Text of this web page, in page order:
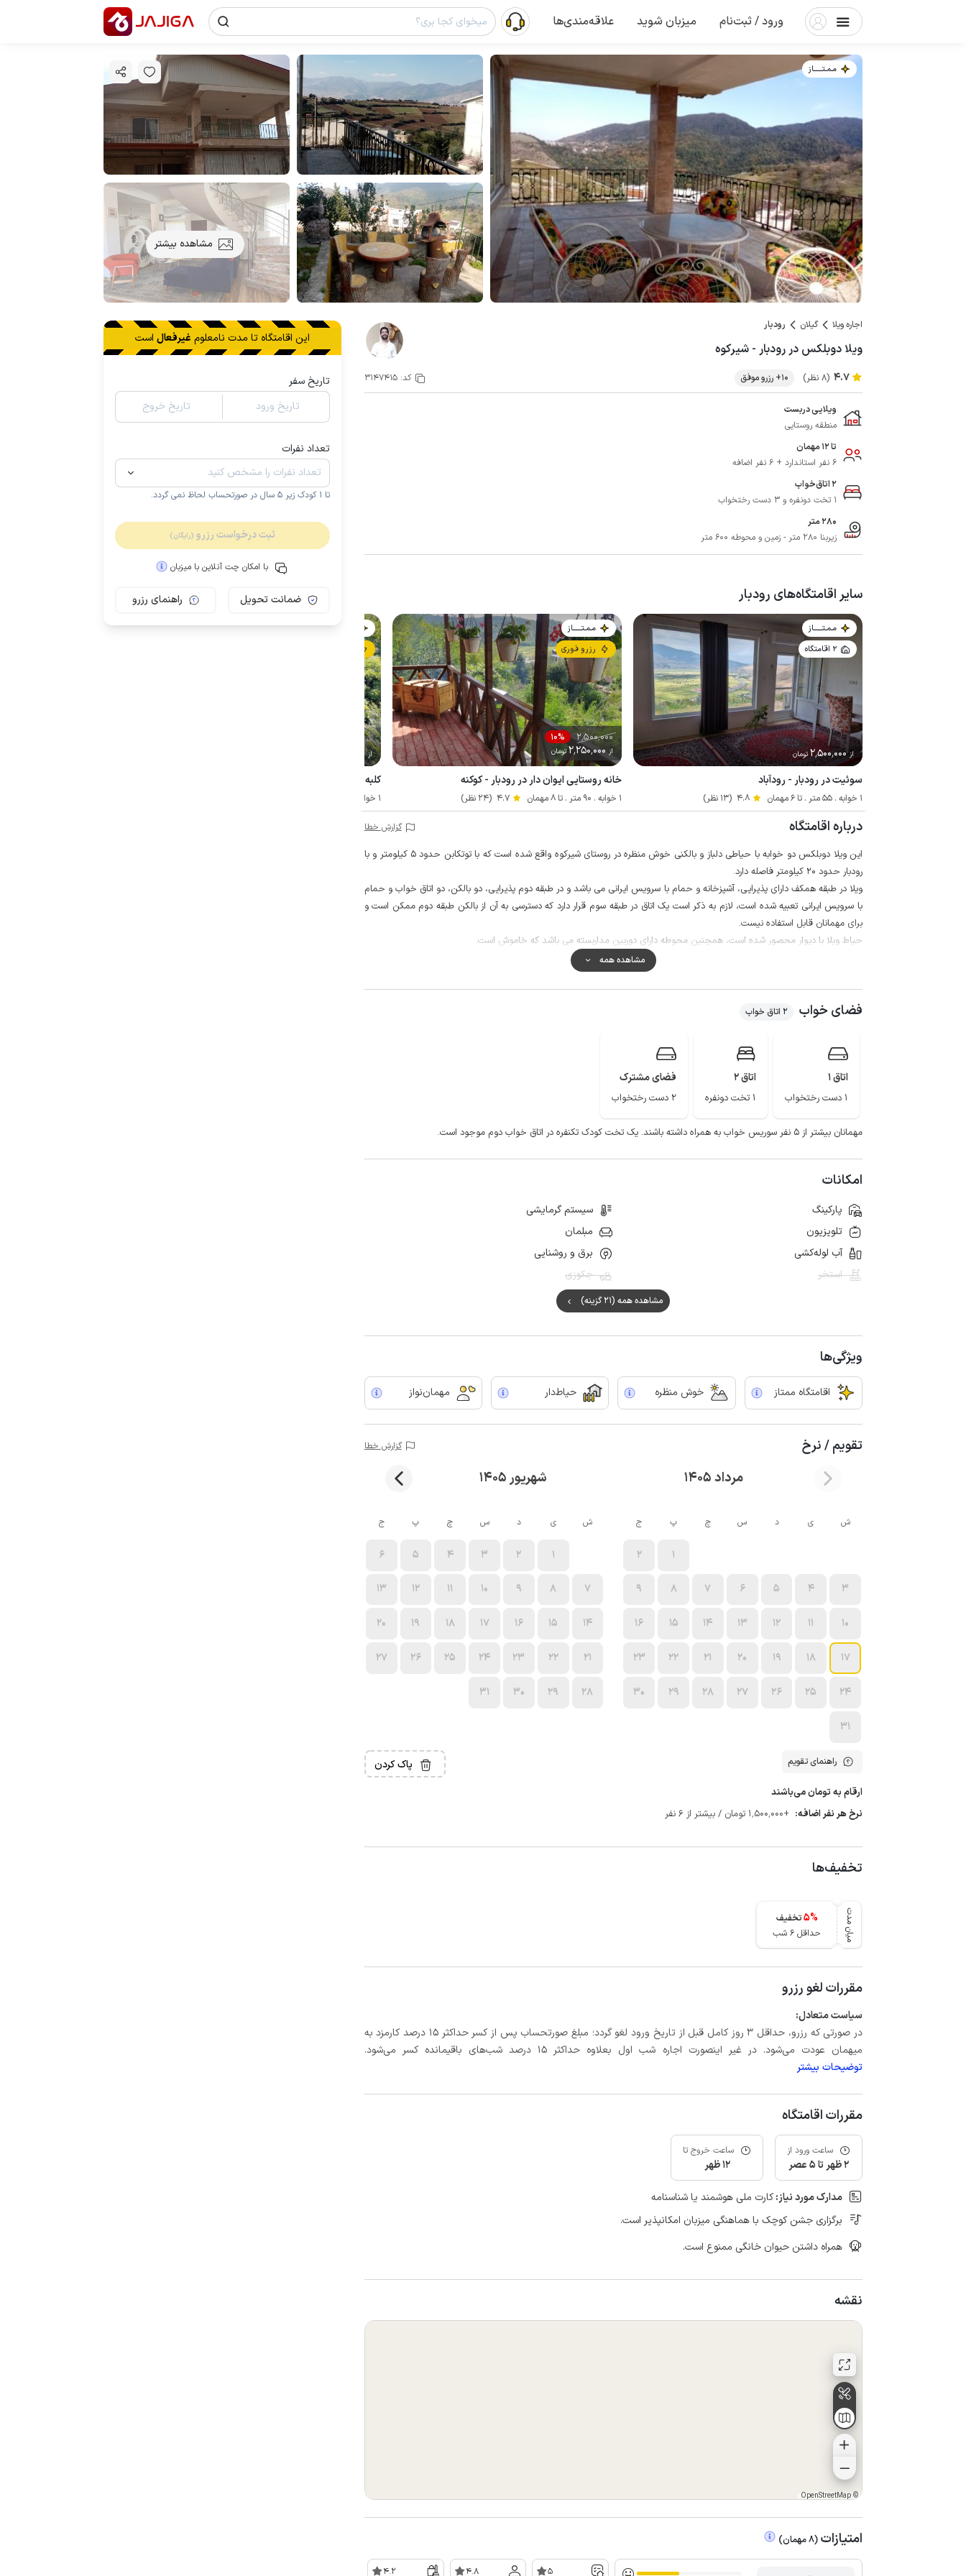
ورود / ثبت‌نام میزبان شوید علاقه‌مندی‌ها
مـمـتــــــاز
مشاهده بیشتر
اجاره ویلا گیلان رودبار
ویلا دوبلکس در رودبار - شیرکوه
4.7 (8 نظر) 10+ رزرو موفق کد:3147415
ویلایی دربست
منطقه روستایی
تا 12 مهمان
6 نفر استاندارد + 6 نفر اضافه
2 اتاق‌خواب
1 تخت دونفره و 3 دست رختخواب
280 متر
زیربنا 280 متر - زمین و محوطه 600 متر
سایر اقامتگاه‌های رودبار
مـمـتــــــاز
2 اقامتگاه
از 2٬500٬000تومان
سوئیت در رودبار - رودآباد
1 خوابه . 55 متر . تا 6 مهمان 4.8 (13 نظر)
مـمـتــــــاز
رزرو فوری
2٬500٬000 10%
از 2٬250٬000تومان
خانه روستایی ایوان دار در رودبار - کوکنه
1 خوابه . 90 متر . تا 8 مهمان 4.7 (24 نظر)
مـمـتــــــاز
از 7٬900٬000
کلبه استخردار دلبر در قلب جنگل های درفک
1 خوابه . 60 متر . تا 5 مهمان
مـمـتــــــاز
درباره اقامتگاه گزارش خطا
این ویلا دوبلکس دو خوابه با حیاطی دلباز و بالکنی خوش منظره در روستای شیرکوه واقع شده است که با توتکابن حدود 5 کیلومتر و با
رودبار حدود 20 کیلومتر فاصله دارد.
ویلا در طبقه همکف دارای پذیرایی، آشپزخانه و حمام با سرویس ایرانی می باشد و در طبقه دوم پذیرایی، دو بالکن، دو اتاق خواب و حمام
با سرویس ایرانی تعبیه شده است، لازم به ذکر است یک اتاق در طبقه سوم قرار دارد که دسترسی به آن از بالکن طبقه دوم ممکن است و
برای مهمانان قابل استفاده نیست.
حیاط ویلا با دیوار محصور شده است، همچنین محوطه دارای دوربین مداربسته می باشد که خاموش است.
برای تهیه مایحتاج روزانه، سوپرمارکت و نانوایی در فاصله حدود 100 متری در دسترس است.
همراه اول به صورت 3g می باشد.
مشاهده همه
فضای خواب 2 اتاق خواب
اتاق 1
1 دست رختخواب
اتاق 2
1 تخت دونفره
فضای مشترک
2 دست رختخواب
مهمانان بیشتر از ۵ نفر سوریس خواب به همراه داشته باشند. یک تخت کودک تکنفره در اتاق خواب دوم موجود است.
امکانات
پارکینگ
سیستم گرمایشی
تلویزیون
مبلمان
آب لوله‌کشی
برق و روشنایی
استخر
جکوزی
مشاهده همه (21 گزینه)
ویژگی‌ها
اقامتگاه ممتاز خوش منظره حیاط‌دار مهمان‌نواز
تقویم / نرخ گزارش خطا
مرداد 1405 شهریور 1405
ش ی د س چ پ ج
1
2
3
4
5
6
7
8
9
10
11
12
13
14
15
16
17
18
19
20
21
22
23
24
25
26
27
28
29
30
31
ش ی د س چ پ ج
1
2
3
4
5
6
7
8
9
10
11
12
13
14
15
16
17
18
19
20
21
22
23
24
25
26
27
28
29
30
31
راهنمای تقویم پاک کردن
ارقام به تومان می‌باشند
نرخ هر نفر اضافه: +1٬500٬000 تومان / بیشتر از 6 نفر
تخفیف‌ها
میان مدت 5%
تخفیف
حداقل 6 شب
مقررات لغو رزرو
سیاست متعادل:
در صورتی که رزرو، حداقل 3 روز کامل قبل از تاریخ ورود لغو گردد؛ مبلغ صورتحساب پس از کسر حداکثر 15 درصد کارمزد به
میهمان عودت می‌شود. در غیر اینصورت اجاره شب اول بعلاوه حداکثر 15 درصد شب‌های باقیمانده کسر می‌شود.
توضیحات بیشتر
مقررات اقامتگاه
ساعت ورود از
2 ظهر تا 5 عصر
ساعت خروج تا
12 ظهر
مدارک مورد نیاز:کارت ملی هوشمند یا شناسنامه
برگزاری جشن کوچک با هماهنگی میزبان امکانپذیر است.
همراه داشتن حیوان خانگی ممنوع است.
نقشه
©
OpenStreetMap
امتیازات (
8مهمان)
5
4.8
4.2
این اقامتگاه تا مدت نامعلوم غیرفعال است
تاریخ سفر
تاریخ ورود
تاریخ خروج
تعداد نفرات
تا 1 کودک زیر 5 سال در صورتحساب لحاظ نمی گردد.
ثبت درخواست رزرو (رایگان)
با امکان چت آنلاین با میزبان
ضمانت تحویل راهنمای رزرو